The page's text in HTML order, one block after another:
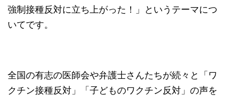
強制接種反対に立ち上がった！」というテーマにつ
いてです。
全国の有志の医師会や弁護士さんたちが続々と「ワ
クチン接種反対」「子どものワクチン反対」の声を